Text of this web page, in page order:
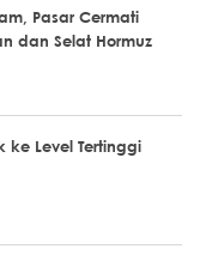
Pasar Cermati
dan Selat Hormuz
ke Level Tertinggi